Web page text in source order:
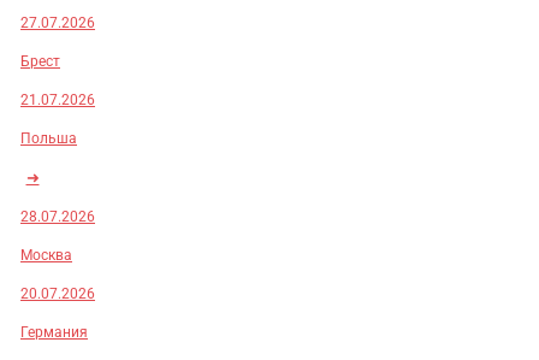
27.07.2026
Брест
21.07.2026
Польша
➜
28.07.2026
Москва
20.07.2026
Германия